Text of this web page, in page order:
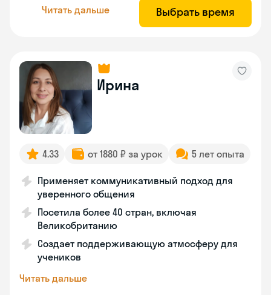
Читать дальше Выбрать время
Ирина
4.33 от 1880 ₽ за урок 5 лет опыта
Применяет коммуникативный подход для
уверенного общения
Посетила более 40 стран, включая
Великобританию
Создает поддерживающую атмосферу для
учеников
Читать дальше